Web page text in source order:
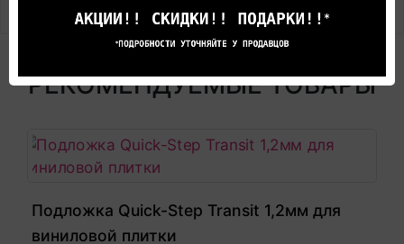
РЕКОМЕНДУЕМЫЕ ТОВАРЫ
Подложка Quick-Step Transit 1,2мм для
виниловой плитки